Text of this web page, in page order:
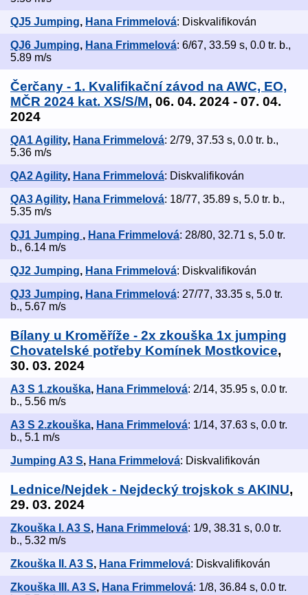
QJ5 Jumping, Hana Frimmelová: Diskvalifikován
QJ6 Jumping, Hana Frimmelová: 6/67, 33.59 s, 0.0 tr. b.,
5.89 m/s
Čerčany - 1. Kvalifikační závod na AWC, EO,
MČR 2024 kat. XS/S/M, 06. 04. 2024 - 07. 04.
2024
QA1 Agility, Hana Frimmelová: 2/79, 37.53 s, 0.0 tr. b.,
5.36 m/s
QA2 Agility, Hana Frimmelová: Diskvalifikován
QA3 Agility, Hana Frimmelová: 18/77, 35.89 s, 5.0 tr. b.,
5.35 m/s
QJ1 Jumping , Hana Frimmelová: 28/80, 32.71 s, 5.0 tr.
b., 6.14 m/s
QJ2 Jumping, Hana Frimmelová: Diskvalifikován
QJ3 Jumping, Hana Frimmelová: 27/77, 33.35 s, 5.0 tr.
b., 5.67 m/s
Bílany u Kroměříže - 2x zkouška 1x jumping
Chovatelské potřeby Komínek Mostkovice,
30. 03. 2024
A3 S 1.zkouška, Hana Frimmelová: 2/14, 35.95 s, 0.0 tr.
b., 5.56 m/s
A3 S 2.zkouška, Hana Frimmelová: 1/14, 37.63 s, 0.0 tr.
b., 5.1 m/s
Jumping A3 S, Hana Frimmelová: Diskvalifikován
Lednice/Nejdek - Nejdecký trojskok s AKINU,
29. 03. 2024
Zkouška I. A3 S, Hana Frimmelová: 1/9, 38.31 s, 0.0 tr.
b., 5.32 m/s
Zkouška II. A3 S, Hana Frimmelová: Diskvalifikován
Zkouška III. A3 S, Hana Frimmelová: 1/8, 36.84 s, 0.0 tr.